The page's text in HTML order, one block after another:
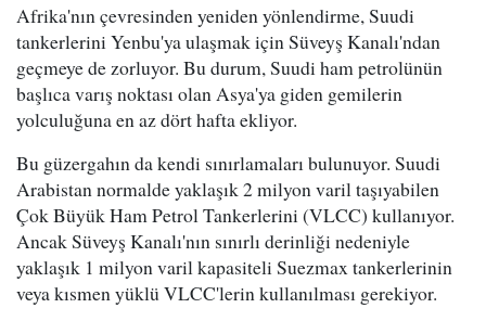
Afrika'nın çevresinden yeniden yönlendirme, Suudi
tankerlerini Yenbu'ya ulaşmak için Süveyş Kanalı'ndan
geçmeye de zorluyor. Bu durum, Suudi ham petrolünün
başlıca varış noktası olan Asya'ya giden gemilerin
yolculuğuna en az dört hafta ekliyor.
Bu güzergahın da kendi sınırlamaları bulunuyor. Suudi
Arabistan normalde yaklaşık 2 milyon varil taşıyabilen
Çok Büyük Ham Petrol Tankerlerini (VLCC) kullanıyor.
Ancak Süveyş Kanalı'nın sınırlı derinliği nedeniyle
yaklaşık 1 milyon varil kapasiteli Suezmax tankerlerinin
veya kısmen yüklü VLCC'lerin kullanılması gerekiyor.